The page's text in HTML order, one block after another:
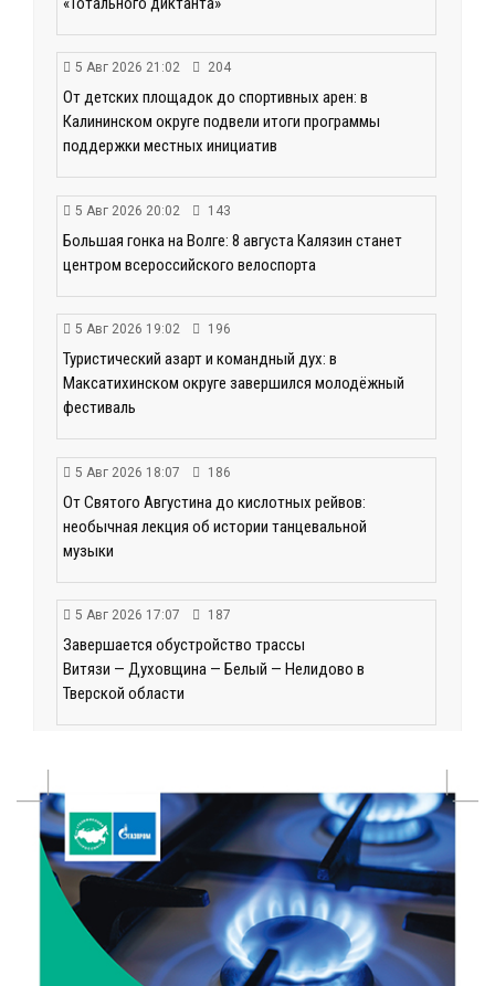
5 Авг 2026 21:02 204
От детских площадок до спортивных арен: в
Калининском округе подвели итоги программы
поддержки местных инициатив
5 Авг 2026 20:02 143
Большая гонка на Волге: 8 августа Калязин станет
центром всероссийского велоспорта
5 Авг 2026 19:02 196
Туристический азарт и командный дух: в
Максатихинском округе завершился молодёжный
фестиваль
5 Авг 2026 18:07 186
От Святого Августина до кислотных рейвов:
необычная лекция об истории танцевальной
музыки
5 Авг 2026 17:07 187
Завершается обустройство трассы
Витязи — Духовщина — Белый — Нелидово в
Тверской области
«Зарядка со стражем порядка»: как в Нелидово
приобщают детей к здоровому образу жизни
5 Авг 2026 16:02 226
Спорт и дисциплина: транспортные полицейские
Вышнего Волочка провели зарядку для школьников